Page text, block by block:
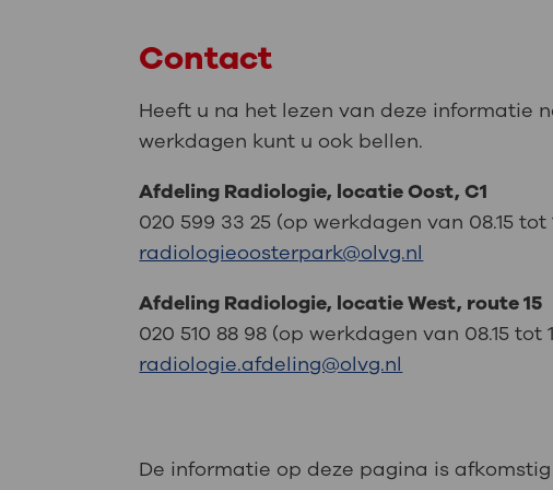
scherm en het loodschort
De medewerker draagt het schort als
Contact
Heeft u na het lezen van deze informatie
werkdagen kunt u ook bellen.
Afdeling Radiologie, locatie Oost, C1
020 599 33 25 (op werkdagen van 08.15 tot
radiologieoosterpark@olvg.nl
Afdeling Radiologie, locatie West, route 15
020 510 88 98 (op werkdagen van 08.15 tot
radiologie.afdeling@olvg.nl
De informatie op deze pagina is